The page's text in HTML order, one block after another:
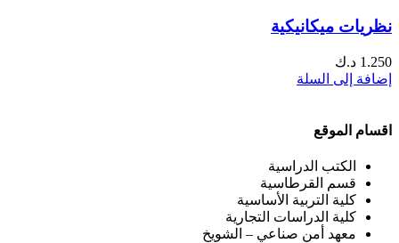
نظريات ميكانيكية
1.250 د.ك
إضافة إلى السلة
اقسام الموقع
الكتب الدراسية
قسم القرطاسية
كلية التربية الأساسية
كلية الدراسات التجارية
معهد أمن صناعي – الشويخ